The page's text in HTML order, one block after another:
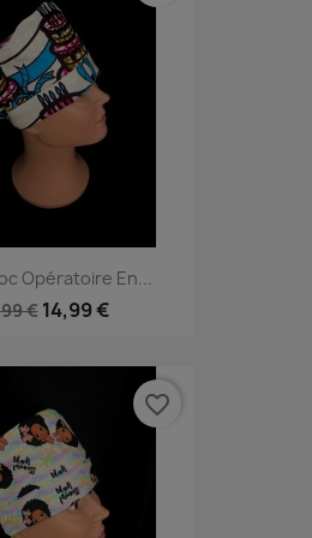
Opératoire En...
€ 14,99 €
favorite_border